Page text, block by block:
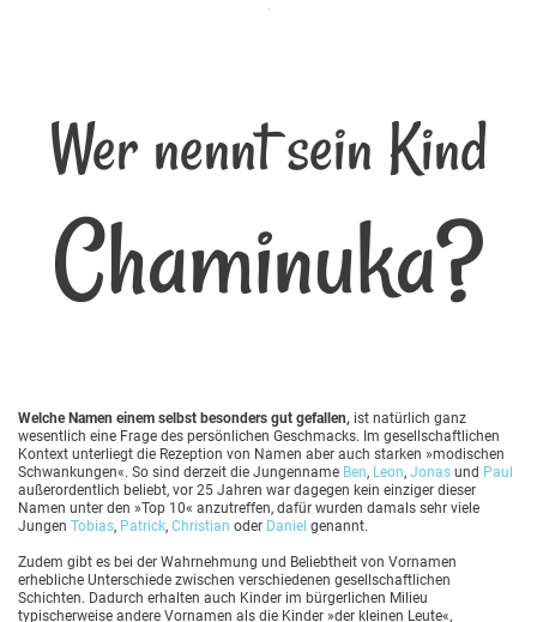
Wer nennt sein Kind
Chaminuka?
Welche Namen einem selbst besonders gut gefallen, ist natürlich ganz
wesentlich eine Frage des persönlichen Geschmacks. Im gesellschaftlichen
Kontext unterliegt die Rezeption von Namen aber auch starken »modischen
Schwankungen«. So sind derzeit die Jungenname Ben, Leon, Jonas und Paul
außerordentlich beliebt, vor 25 Jahren war dagegen kein einziger dieser
Namen unter den »Top 10« anzutreffen, dafür wurden damals sehr viele
Jungen Tobias, Patrick, Christian oder Daniel genannt.
Zudem gibt es bei der Wahrnehmung und Beliebtheit von Vornamen
erhebliche Unterschiede zwischen verschiedenen gesellschaftlichen
Schichten. Dadurch erhalten auch Kinder im bürgerlichen Milieu
typischerweise andere Vornamen als die Kinder »der kleinen Leute«,